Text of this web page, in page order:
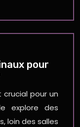
pour
pour un
explore des
loin des salles